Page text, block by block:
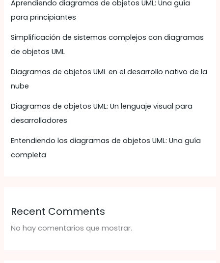
Aprendiendo diagramas de objetos UML: Una guía
para principiantes
Simplificación de sistemas complejos con diagramas
de objetos UML
Diagramas de objetos UML en el desarrollo nativo de la
nube
Diagramas de objetos UML: Un lenguaje visual para
desarrolladores
Entendiendo los diagramas de objetos UML: Una guía
completa
Recent Comments
No hay comentarios que mostrar.